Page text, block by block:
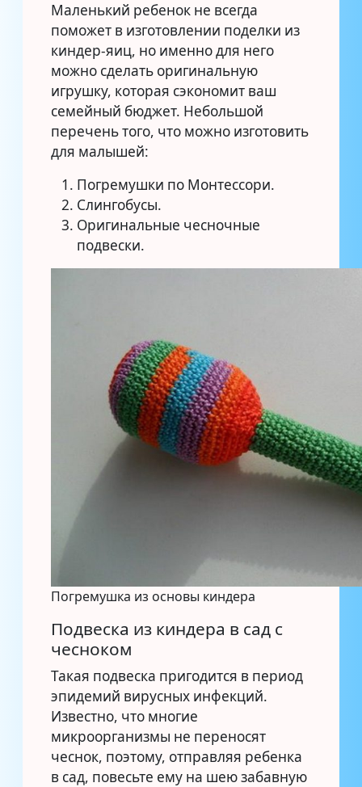
Маленький ребенок не всегда
поможет в изготовлении поделки из
киндер-яиц, но именно для него
можно сделать оригинальную
игрушку, которая сэкономит ваш
семейный бюджет. Небольшой
перечень того, что можно изготовить
для малышей:
Погремушки по Монтессори.
Слингобусы.
Оригинальные чесночные
подвески.
Погремушка из основы киндера
Подвеска из киндера в сад с
чесноком
Такая подвеска пригодится в период
эпидемий вирусных инфекций.
Известно, что многие
микроорганизмы не переносят
чеснок, поэтому, отправляя ребенка
в сад, повесьте ему на шею забавную